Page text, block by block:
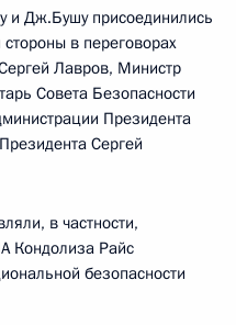
и Дж.Бушу присоединились
в переговорах
Лавров, Министр
Совета Безопасности
Президента
Сергей
в частности,
Кондолиза Райс
безопасности